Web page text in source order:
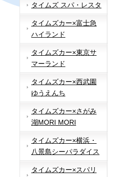
タイムズ スパ・レスタ
タイムズカー×富士急
ハイランド
タイムズカー×東京サ
マーランド
タイムズカー×西武園
ゆうえんち
タイムズカー×さがみ
湖MORI MORI
タイムズカー×横浜・
八景島シーパラダイス
タイムズカー×スパリ